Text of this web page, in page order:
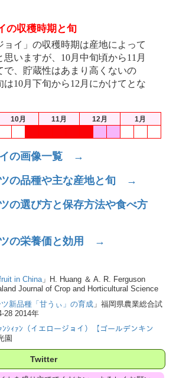
の収穫時期と旬
イ」の収穫時期は産地によって
いますが、10月中旬頃から11月
で、貯蔵性はあまり高くないの
は10月下旬から12月にかけてとな
10月 11月 12月
1月
イの画像一覧 →
の品種や主な産地と旬 →
の選び方と保存方法や食べ方
の栄養価と効用 →
in China 」H. Huang ＆ A. R. Ferguson
Journal of Crop and Horticultural Science
新品種「甘うぃ」の育成 」福岡県農業総合試
28 2014年
ｼｨｧﾝ（イエロージョイ）【ゴールデンキン
園
Twitter